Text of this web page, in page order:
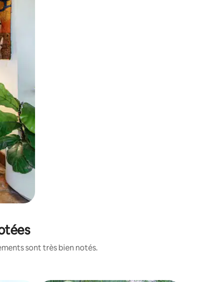
en les faisant glisser.
sont très bien notés.